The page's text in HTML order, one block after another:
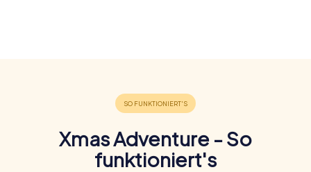
Xmas Adventure - So
funktioniert's